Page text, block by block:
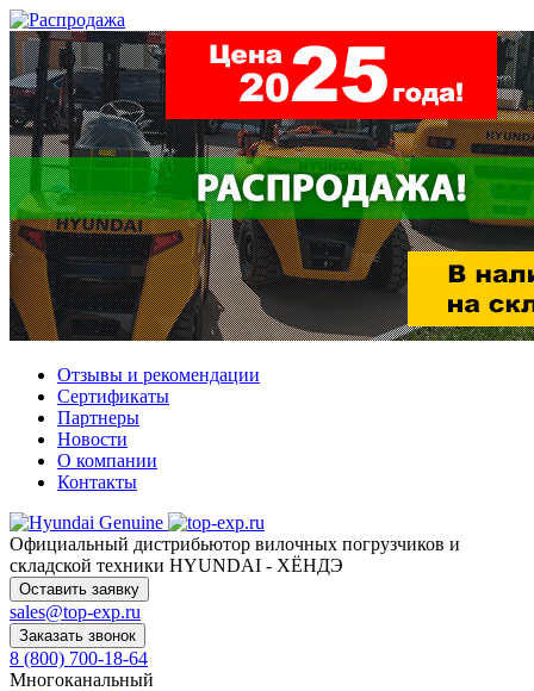
Отзывы и рекомендации
Сертификаты
Партнеры
Новости
О компании
Контакты
Официальный дистрибьютор вилочных погрузчиков и
складской техники HYUNDAI - ХЁНДЭ
Оставить заявку
sales@top-exp.ru
Заказать звонок
8 (800) 700-18-64
Многоканальный